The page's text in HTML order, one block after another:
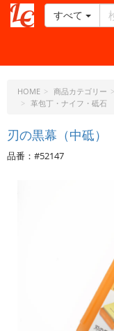
ー
ラ
フ
ド
ッ
ト・
すべて
HOME 商品カテゴリー
革包丁・ナイフ・砥石
刃の黒幕（中砥）
品番：#52147